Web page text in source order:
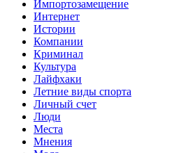
Импортозамещение
Интернет
Истории
Компании
Криминал
Культура
Лайфхаки
Летние виды спорта
Личный счет
Люди
Места
Мнения